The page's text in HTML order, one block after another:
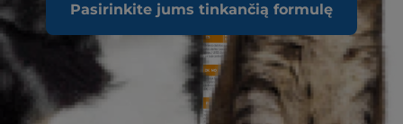
Pasirinkite jums tinkančią formulę